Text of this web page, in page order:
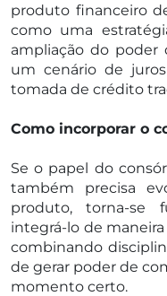
produto financeiro
como uma
ampliação do poder
um cenário de
tomada de crédito
Como incorporar o
Se o papel do
também precisa
produto, torna-se
integrá-lo de
combinando
de gerar poder de
momento certo.